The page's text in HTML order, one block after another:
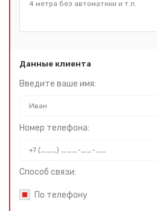
Данные клиента
Введите ваше имя:
Номер телефона:
Способ связи:
По телефону